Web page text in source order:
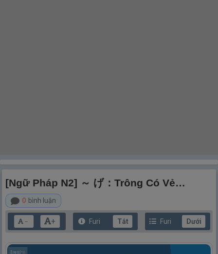
[Ngữ Pháp N2] ～ げ：Trông Có Vẻ…
0 bình luận
－ + Furi Tắt Furi Dưới